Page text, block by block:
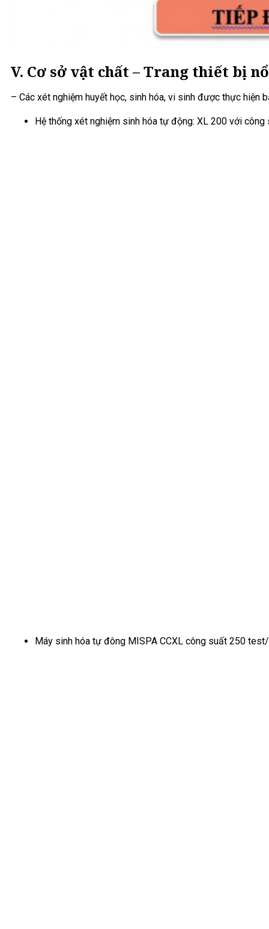
V. Cơ sở vật chất – Trang thiết bị
– Các xét nghiệm huyết học, sinh hóa, vi sinh được thực hiện
Hệ thống xét nghiệm sinh hóa tự động: XL 200 với
Máy sinh hóa tự đông MISPA CCXL công suất 250